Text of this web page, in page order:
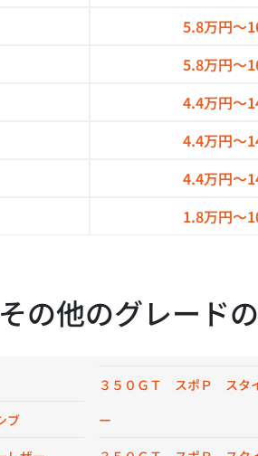
5.8万円～
5.8万円～
4.4万円～
4.4万円～
4.4万円～
1.8万円～
その他のグレード
ブ
３５０ＧＴ スポＰ スタ
ー